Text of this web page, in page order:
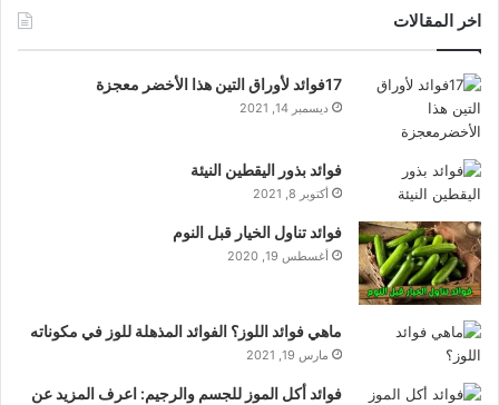
اخر المقالات
17فوائد لأوراق التين هذا الأخضر معجزة
ديسمبر 14, 2021
فوائد بذور اليقطين النيئة
أكتوبر 8, 2021
فوائد تناول الخيار قبل النوم
أغسطس 19, 2020
ماهي فوائد اللوز؟ الفوائد المذهلة للوز في مكوناته
مارس 19, 2021
فوائد أكل الموز للجسم والرجيم: اعرف المزيد عن